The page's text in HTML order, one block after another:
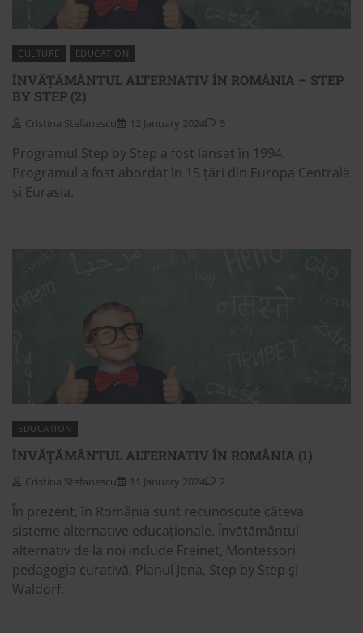
CULTURE EDUCATION
ÎNVĂȚĂMÂNTUL ALTERNATIV ÎN ROMÂNIA – STEP
BY STEP (2)
Cristina Stefanescu 12 January 2024 5
Programul Step by Step a fost lansat în 1994.
Programul a fost abordat în 15 țări din Europa Centrală
și Eurasia.
EDUCATION
ÎNVĂȚĂMÂNTUL ALTERNATIV ÎN ROMÂNIA (1)
Cristina Stefanescu 11 January 2024 2
În prezent, în România sunt recunoscute câteva
sisteme alternative educaționale. Învățământul
alternativ de la noi include Freinet, Montessori,
pedagogia curativă, Planul Jena, Step by Step și
Waldorf.